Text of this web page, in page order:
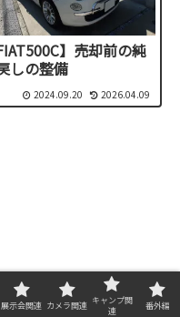
】売却前の純
しの整備
2024.09.20 2026.04.09
展示会関連 カメラ関連 キャンプ関
連
番外編